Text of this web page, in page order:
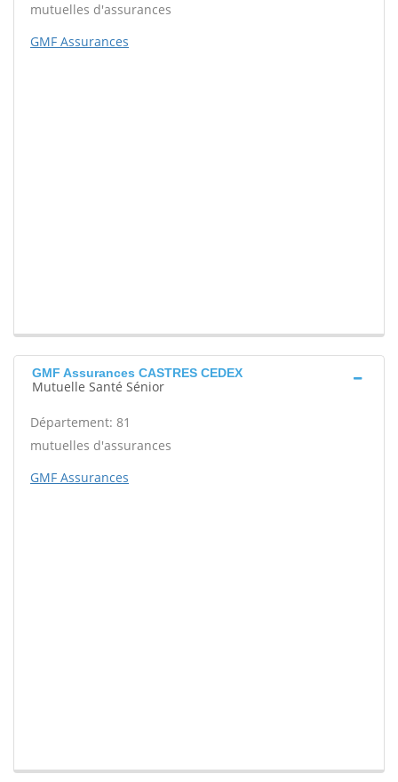
mutuelles d'assurances
GMF Assurances
GMF Assurances CASTRES CEDEX
Mutuelle Santé Sénior
Département: 81
mutuelles d'assurances
GMF Assurances